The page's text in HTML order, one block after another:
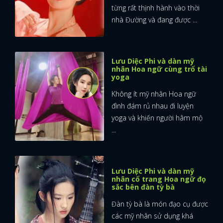
từng rất thịnh hành vào thời
nhà Đường và đang được ...
Lưu Diệc Phi và dàn mỹ
nhân Hoa ngữ cùng trổ tài
yoga
Không ít mỹ nhân Hoa ngữ
đình đám rủ nhau đi luyện
yoga và khiến người hâm mộ
...
Lưu Diệc Phi và dàn mỹ
nhân cổ trang Hoa ngữ đọ
sắc bên đàn tỳ bà
Đàn tỳ bà là món đạo cụ được
các mỹ nhân sử dụng khá